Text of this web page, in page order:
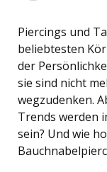
Piercings und
beliebtesten
der
sie sind nicht
wegzudenken.
Trends werden
sein? Und wie